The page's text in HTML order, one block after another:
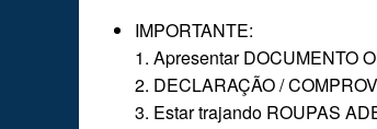
IMPORTANTE:
1. Apresentar DOCUMENTO
2. DECLARAÇÃO /
3. Estar trajando ROUPAS